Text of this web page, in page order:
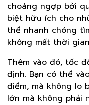
choáng ngợp bởi
biệt hữu ích cho
thể nhanh chóng
không mất thời
Thêm vào đó, tốc
định. Bạn có thể
điểm, mà không lo
lớn mà không phải